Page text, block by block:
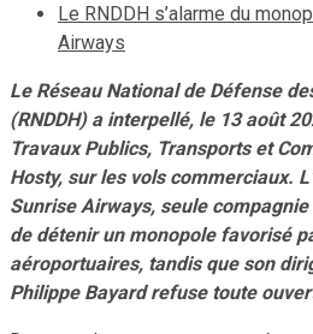
Le RNDDH s’alarme du
Airways
Le Réseau National de Défense
(RNDDH) a interpellé, le 13 août
Travaux Publics, Transports et
Hosty, sur les vols commerciaux.
Sunrise Airways, seule
de détenir un monopole favorisé
aéroportuaires, tandis que son
Philippe Bayard refuse toute